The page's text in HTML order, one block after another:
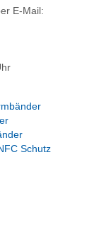
E-Mail:
Schutz